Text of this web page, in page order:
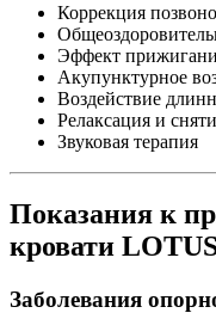
Коррекция
Эффект
Акупунктурное
Воздействие
Релаксация и
Звуковая терапия
Показания к
кровати
Заболевания